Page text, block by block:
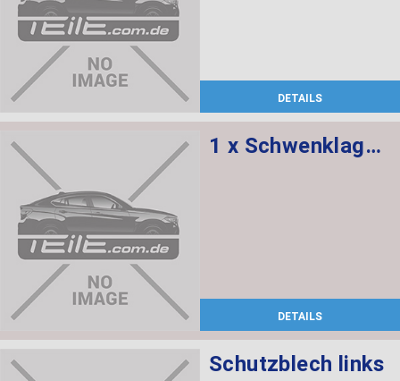
DETAILS
1 x Schwenklager links, 1 x Radnabe mit Lager vorne
DETAILS
Schutzblech links